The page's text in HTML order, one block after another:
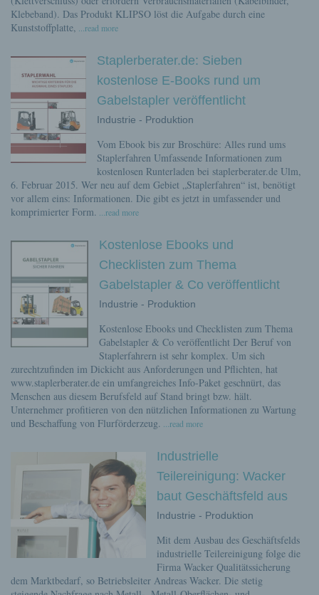
Klebeband). Das Produkt KLIPSO löst die Aufgabe durch eine
Kunststoffplatte, ...read more
Staplerberater.de: Sieben
kostenlose E-Books rund um
Gabelstapler veröffentlicht
Industrie - Produktion
Vom Ebook bis zur Broschüre: Alles rund ums
Staplerfahren Umfassende Informationen zum
kostenlosen Runterladen bei staplerberater.de Ulm,
6. Februar 2015. Wer neu auf dem Gebiet „Staplerfahren“ ist, benötigt
vor allem eins: Informationen. Die gibt es jetzt in umfassender und
komprimierter Form. ...read more
Kostenlose Ebooks und
Checklisten zum Thema
Gabelstapler & Co veröffentlicht
Industrie - Produktion
Kostenlose Ebooks und Checklisten zum Thema
Gabelstapler & Co veröffentlicht Der Beruf von
Staplerfahrern ist sehr komplex. Um sich
zurechtzufinden im Dickicht aus Anforderungen und Pflichten, hat
www.staplerberater.de ein umfangreiches Info-Paket geschnürt, das
Menschen aus diesem Berufsfeld auf Stand bringt bzw. hält.
Unternehmer profitieren von den nützlichen Informationen zu Wartung
und Beschaffung von Flurförderzeug. ...read more
Industrielle
Teilereinigung: Wacker
baut Geschäftsfeld aus
Industrie - Produktion
Mit dem Ausbau des Geschäftsfelds
industrielle Teilereinigung folge die
Firma Wacker Qualitätssicherung
dem Marktbedarf, so Betriebsleiter Andreas Wacker. Die stetig